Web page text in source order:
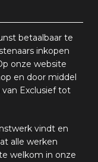
betaalbaar te
inkopen
onze website
en door middel
Exclusief tot
vindt en
alle werken
welkom in onze